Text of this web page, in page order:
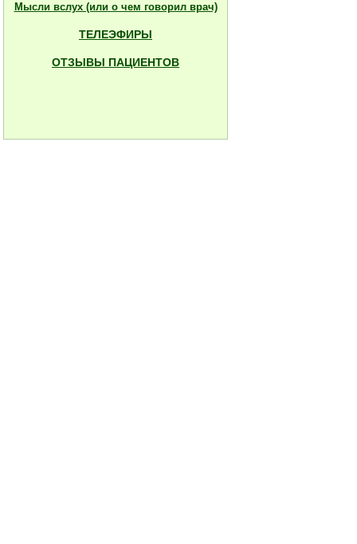
Мысли вслух (или о чем говорил врач)
ТЕЛЕЭФИРЫ
ОТЗЫВЫ ПАЦИЕНТОВ